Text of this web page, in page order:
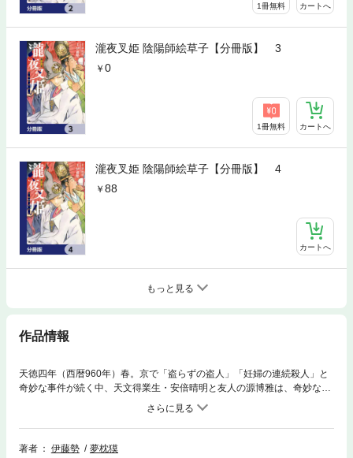
1冊無料 カートへ
瀧夜叉姫 陰陽師絵草子【分冊版】 3
0
1冊無料 カートへ
瀧夜叉姫 陰陽師絵草子【分冊版】 4
88
カートへ
もっと見る
作品情報
天徳四年（西暦960年）春。京で「盗らずの盗人」「妊婦の連続殺人」と
奇妙な事件が続く中、天文得業生・安倍晴明と友人の源博雅は、奇妙な仕
事の依頼を受ける。それは後の京を揺るがす災厄の前触れだった……！
分冊版第1弾。※本作品は単行本を分割したもので、本編内容は同一のもの
となります。重複購入にご注意ください。
著者
伊藤勢
夢枕獏